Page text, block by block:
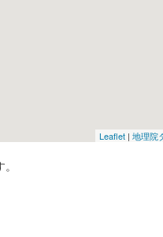
Leaflet | 地理院